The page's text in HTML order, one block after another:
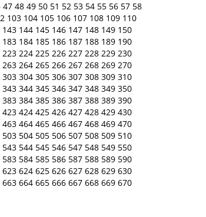
47 48 49 50 51 52 53 54 55 56 57 58
103 104 105 106 107 108 109 110
143 144 145 146 147 148 149 150
183 184 185 186 187 188 189 190
223 224 225 226 227 228 229 230
263 264 265 266 267 268 269 270
303 304 305 306 307 308 309 310
343 344 345 346 347 348 349 350
383 384 385 386 387 388 389 390
423 424 425 426 427 428 429 430
463 464 465 466 467 468 469 470
503 504 505 506 507 508 509 510
543 544 545 546 547 548 549 550
583 584 585 586 587 588 589 590
623 624 625 626 627 628 629 630
663 664 665 666 667 668 669 670